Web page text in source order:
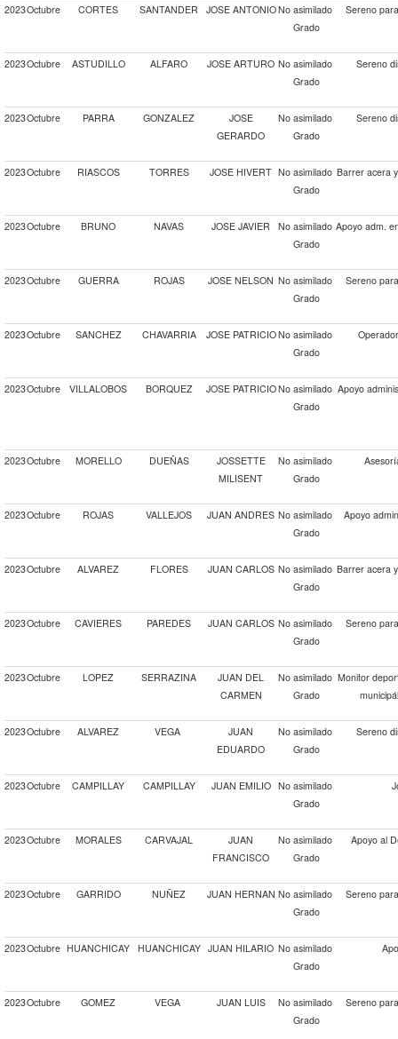
2023Octubre CORTES SANTANDER JOSE ANTONIONo asimilado
Grado
Sereno
2023Octubre ASTUDILLO ALFARO JOSE ARTURO No asimilado
Grado
Sereno
2023Octubre PARRA GONZALEZ
JOSE
GERARDO
No asimilado
Grado
Sereno
2023Octubre RIASCOS TORRES JOSE HIVERT No asimilado
Grado
Barrer acera
2023Octubre BRUNO NAVAS JOSE JAVIER
No asimilado
Grado
Apoyo adm.
2023Octubre GUERRA ROJAS JOSE NELSON No asimilado
Grado
Sereno
2023Octubre SANCHEZ CHAVARRIA JOSE PATRICIONo asimilado
Grado
2023Octubre VILLALOBOS BORQUEZ JOSE PATRICIONo asimilado
Grado
Apoyo
2023Octubre MORELLO DUEÑAS
JOSSETTE
MILISENT
No asimilado
Grado
2023Octubre ROJAS VALLEJOS JUAN ANDRES No asimilado
Grado
Apoyo
2023Octubre ALVAREZ FLORES JUAN CARLOS No asimilado
Grado
Barrer acera
2023Octubre CAVIERES PAREDES JUAN CARLOS No asimilado
Grado
Sereno
2023Octubre LOPEZ SERRAZINA
JUAN DEL
CARMEN
No asimilado
Grado
Monitor
2023Octubre ALVAREZ VEGA
JUAN
EDUARDO
No asimilado
Grado
Sereno
2023Octubre CAMPILLAY CAMPILLAY JUAN EMILIO No asimilado
Grado
2023Octubre MORALES CARVAJAL
JUAN
FRANCISCO
No asimilado
Grado
Apoyo al
2023Octubre GARRIDO NUÑEZ JUAN HERNAN No asimilado
Grado
Sereno
2023Octubre HUANCHICAY HUANCHICAY JUAN HILARIO No asimilado
Grado
2023Octubre GOMEZ VEGA JUAN LUIS
No asimilado
Grado
Sereno